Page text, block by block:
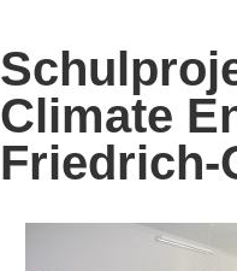
Climate
Friedrich-